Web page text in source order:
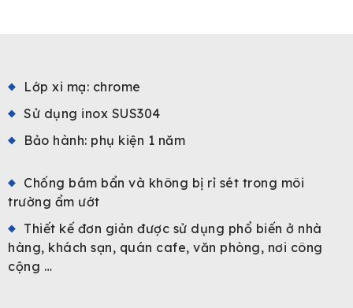
Lớp xi mạ: chrome
Sử dụng inox SUS304
Bảo hành: phụ kiện 1 năm
Chống bám bẩn và không bị rỉ sét trong môi
trường ẩm ướt
Thiết kế đơn giản được sử dụng phổ biến ở nhà
hàng, khách sạn, quán cafe, văn phòng, nơi công
cộng …